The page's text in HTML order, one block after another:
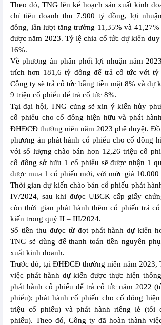
Theo đó, TNG lên kế hoạch sản xuất kinh
chỉ tiêu doanh thu 7.900 tỷ đồng, lợi
đồng, lần lượt tăng trưởng 11,35% và
được năm 2023. Tỷ lệ chia cổ tức dự kiến
16%.
Về phương án phân phối lợi nhuận năm
trích hơn 181,6 tỷ đồng để trả cổ tức với
Công ty sẽ trả cổ tức bằng tiền mặt 8% và dự
9 triệu cổ phiếu để trả cổ tức 8%.
Tại đại hội, TNG cũng sẽ xin ý kiến hủy
cổ phiếu cho cổ đông hiện hữu và phát
ĐHĐCĐ thường niên năm 2023 phê duyệt.
phương án phát hành cổ phiếu cho cổ đông
với số lượng chào bán hơn 12,26 triệu cổ
cổ đông sở hữu 1 cổ phiếu sẽ được nhận 1
được mua 1 cổ phiếu mới, với mức giá 10.000
Thời gian dự kiến chào bán cổ phiếu phát
IV/2024, sau khi được UBCK cấp giấy
còn thời gian phát hành thêm cổ phiếu trả
kiến trong quý II – III/2024.
Số tiền thu được từ đợt phát hành dự kiến
TNG sẽ dùng để thanh toán tiền nguyên
xuất kinh doanh.
Trước đó, tại ĐHĐCĐ thường niên năm 2023,
việc phát hành dự kiến được thực hiện
phát hành cổ phiếu để trả cổ tức năm 2022
phiếu); phát hành cổ phiếu cho cổ đông
triệu cổ phiếu) và phát hành riêng lẻ (tối
phiếu). Theo đó, Công ty đã hoàn thành